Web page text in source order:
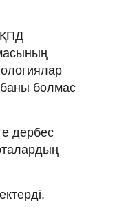
болмас
дербес